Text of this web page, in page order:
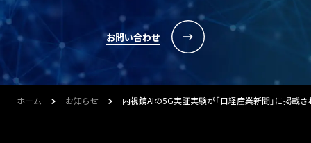
お問い合わせ
ホーム お知らせ 内視鏡AIの5G実証実験が「日経産業新聞」に掲載